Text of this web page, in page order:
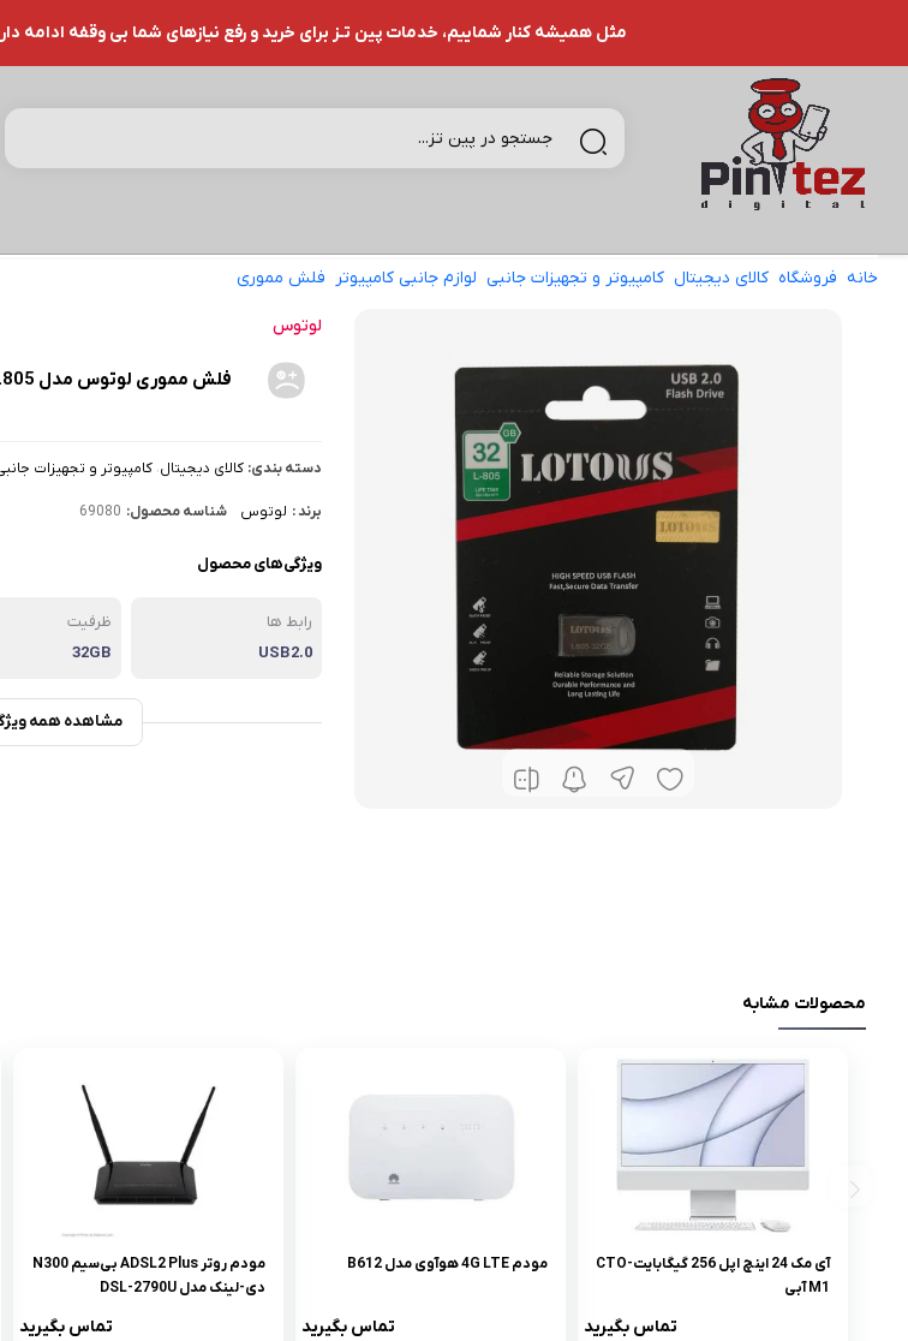
مثل همیشه کنار شماییم، خدمات پین تـز برای خرید و رفع نیازهای شما بی وقفه ادامه
خانه فروشگاه کالای دیجیتال کامپیوتر و تجهیزات جانبی لوازم جانبی کامپیوتر فلش مموری
لوتوس
فلش مموری لوتوس مدل L805 ظرفیت 32 گیگابایت
دسته بندی: کالای دیجیتال،کامپیوتر و تجهیزات
برند : لوتوس شناسه محصول: 69080
ویژگی‌های محصول
رابط ها
USB2.0
ظرفیت
32GB
مشاهده همه
محصولات مشابه
آی مک 24 اینچ اپل 256 گیگابایت-CTO
M1 آبی
تماس بگیرید
مودم 4G LTE هوآوی مدل B612
تماس بگیرید
مودم روتر ADSL2 Plus بی‌سیم N300
دی-لینک مدل DSL-2790U
تماس بگیرید